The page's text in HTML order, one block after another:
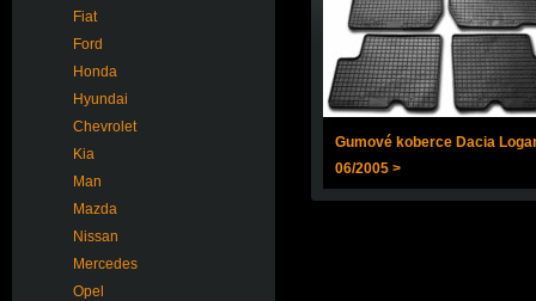
Fiat
Ford
Honda
Hyundai
Chevrolet
Kia
Man
Mazda
Nissan
Mercedes
Opel
Gumové koberce Dacia
06/2005 >